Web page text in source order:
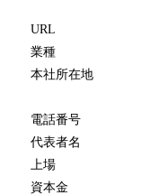
URL
業種
本社所在地
電話番号
代表者名
上場
資本金